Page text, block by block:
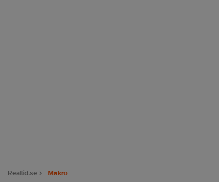
Realtid.se Makro